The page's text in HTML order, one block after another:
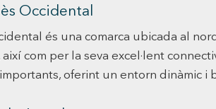
Occidental
és una comarca ubicada al
així com per la seva excel·lent
oferint un entorn dinàmic i